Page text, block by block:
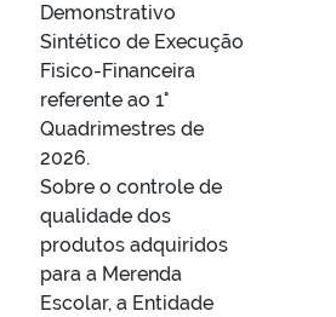
Demonstrativo
Sintético de Execução
Fisico-Financeira
referente ao 1°
Quadrimestres de
2026.
Sobre o controle de
qualidade dos
produtos adquiridos
para a Merenda
Escolar, a Entidade